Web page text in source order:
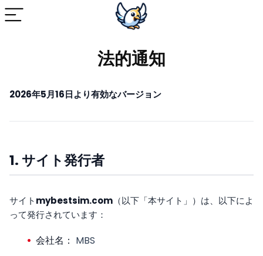
法的通知
2026年5月16日より有効なバージョン
1. サイト発行者
サイトmybestsim.com （以下「本サイト」）は、以下によ
って発行されています：
会社名： MBS